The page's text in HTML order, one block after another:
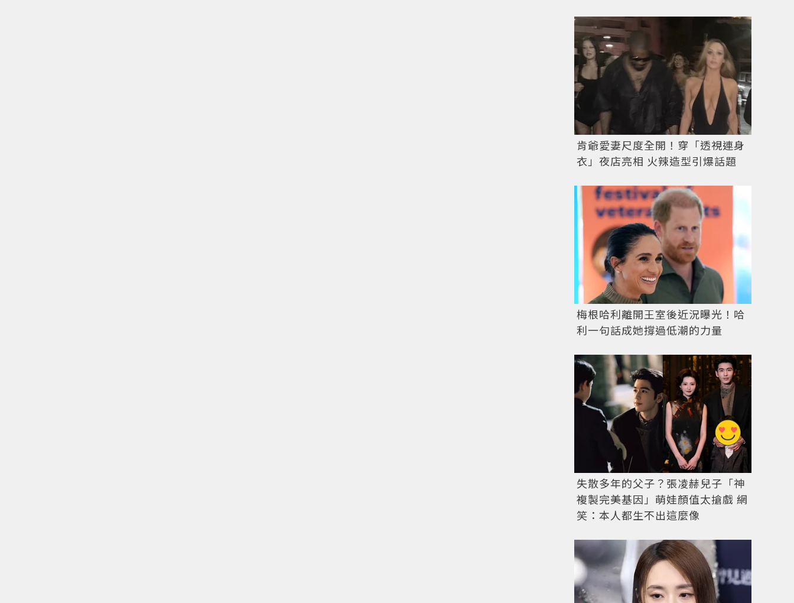
肯爺愛妻尺度全開！穿「透視連身
衣」夜店亮相 火辣造型引爆話題
梅根哈利離開王室後近況曝光！哈
利一句話成她撐過低潮的力量
失散多年的父子？張凌赫兒子「神
複製完美基因」萌娃顏值太搶戲 網
笑：本人都生不出這麼像